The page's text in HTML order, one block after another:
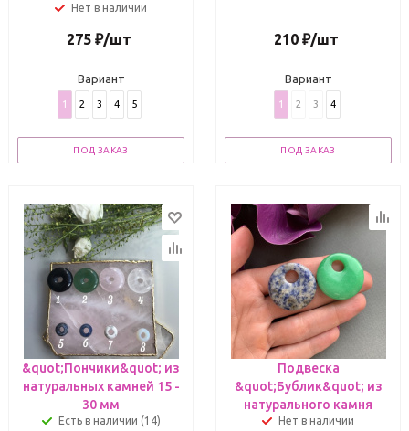
Нет в наличии
275 ₽/шт
Вариант
1 2 3 4 5
ПОД ЗАКАЗ
210 ₽/шт
Вариант
1 2 3 4
ПОД ЗАКАЗ
&quot;Пончики&quot; из
натуральных камней 15 -
30 мм
Есть в наличии (14)
Подвеска
&quot;Бублик&quot; из
натурального камня
Нет в наличии